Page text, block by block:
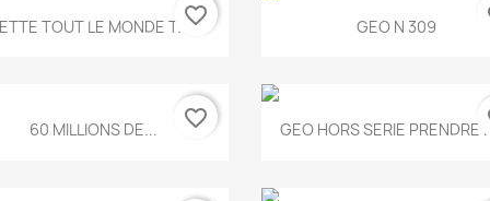
Aperçu rapide
TOUT LE MONDE T.546
favorite_border Aperçu rapide
GEO N 309
Aperçu rapide
60 MILLIONS DE... favorite_border Aperçu rapide
GEO HORS SERIE PRENDRE